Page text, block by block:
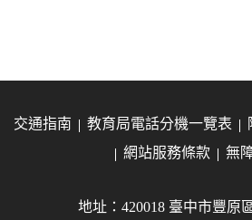
交通指南 教育局電話分機一覽表
網站服務條款
無
地址：420018 臺中市豐原